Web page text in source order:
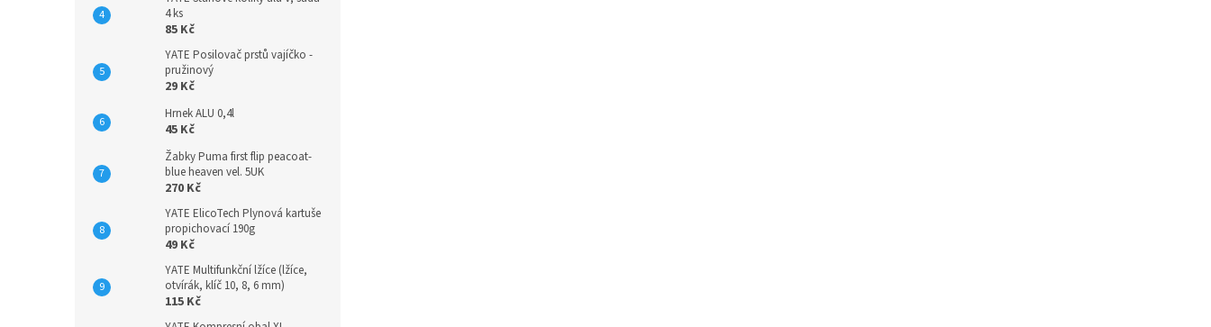
4 ks
85 Kč
YATE Posilovač prstů vajíčko -
pružinový
29 Kč
Hrnek ALU 0,4l
45 Kč
Žabky Puma first flip peacoat-
blue heaven vel. 5UK
270 Kč
YATE ElicoTech Plynová kartuše
propichovací 190g
49 Kč
YATE Multifunkční lžíce (lžíce,
otvírák, klíč 10, 8, 6 mm)
115 Kč